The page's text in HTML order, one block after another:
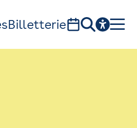
Billetterie